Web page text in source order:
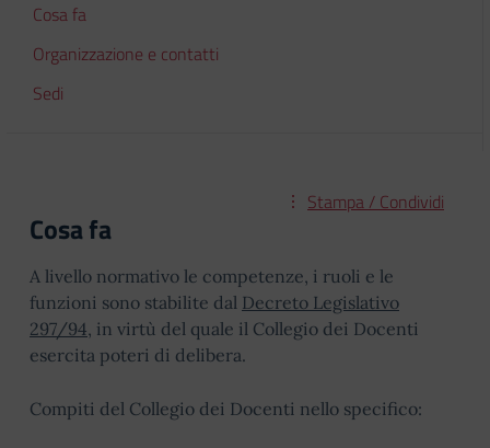
Cosa fa
Organizzazione e contatti
Sedi
Stampa / Condividi
Cosa fa
A livello normativo le competenze, i ruoli e le
funzioni sono stabilite dal Decreto Legislativo
297/94, in virtù del quale il Collegio dei Docenti
esercita poteri di delibera.
Compiti del Collegio dei Docenti nello specifico: